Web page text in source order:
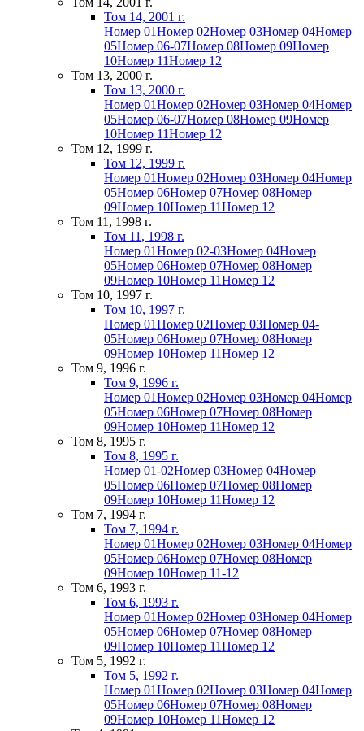
Том 14, 2001 г.
Номер 01Номер 02Номер 03Номер 04Номер
05Номер 06-07Номер 08Номер 09Номер
10Номер 11Номер 12
Том 13, 2000 г.
Том 13, 2000 г.
Номер 01Номер 02Номер 03Номер 04Номер
05Номер 06-07Номер 08Номер 09Номер
10Номер 11Номер 12
Том 12, 1999 г.
Том 12, 1999 г.
Номер 01Номер 02Номер 03Номер 04Номер
05Номер 06Номер 07Номер 08Номер
09Номер 10Номер 11Номер 12
Том 11, 1998 г.
Том 11, 1998 г.
Номер 01Номер 02-03Номер 04Номер
05Номер 06Номер 07Номер 08Номер
09Номер 10Номер 11Номер 12
Том 10, 1997 г.
Том 10, 1997 г.
Номер 01Номер 02Номер 03Номер 04-
05Номер 06Номер 07Номер 08Номер
09Номер 10Номер 11Номер 12
Том 9, 1996 г.
Том 9, 1996 г.
Номер 01Номер 02Номер 03Номер 04Номер
05Номер 06Номер 07Номер 08Номер
09Номер 10Номер 11Номер 12
Том 8, 1995 г.
Том 8, 1995 г.
Номер 01-02Номер 03Номер 04Номер
05Номер 06Номер 07Номер 08Номер
09Номер 10Номер 11Номер 12
Том 7, 1994 г.
Том 7, 1994 г.
Номер 01Номер 02Номер 03Номер 04Номер
05Номер 06Номер 07Номер 08Номер
09Номер 10Номер 11-12
Том 6, 1993 г.
Том 6, 1993 г.
Номер 01Номер 02Номер 03Номер 04Номер
05Номер 06Номер 07Номер 08Номер
09Номер 10Номер 11Номер 12
Том 5, 1992 г.
Том 5, 1992 г.
Номер 01Номер 02Номер 03Номер 04Номер
05Номер 06Номер 07Номер 08Номер
09Номер 10Номер 11Номер 12